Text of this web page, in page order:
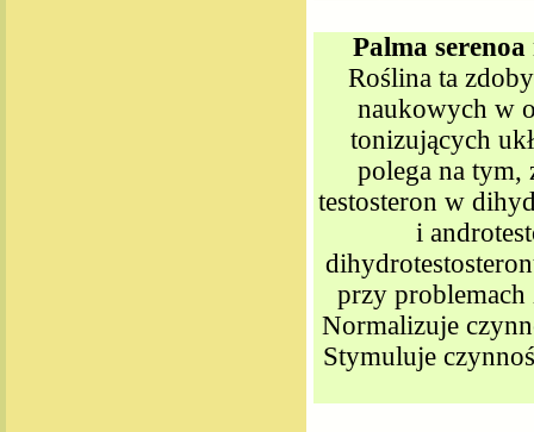
Palma serenoa
Roślina ta
naukowych w
tonizujących
polega na tym,
testosteron w
i
przy problemach
Normalizuje
Stymuluje